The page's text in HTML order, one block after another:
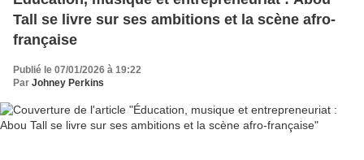
Tall se livre sur ses ambitions et la scène afro-
française
Publié le 07/01/2026 à 19:22
Par Johney Perkins